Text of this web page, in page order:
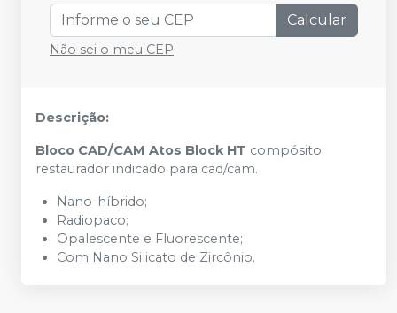
Calcular
Não sei o meu CEP
Descrição:
Bloco CAD/CAM Atos Block HT compósito
restaurador indicado para cad/cam.
Nano-híbrido;
Radiopaco;
Opalescente e Fluorescente;
Com Nano Silicato de Zircônio.